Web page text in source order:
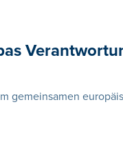
gemeinsamen